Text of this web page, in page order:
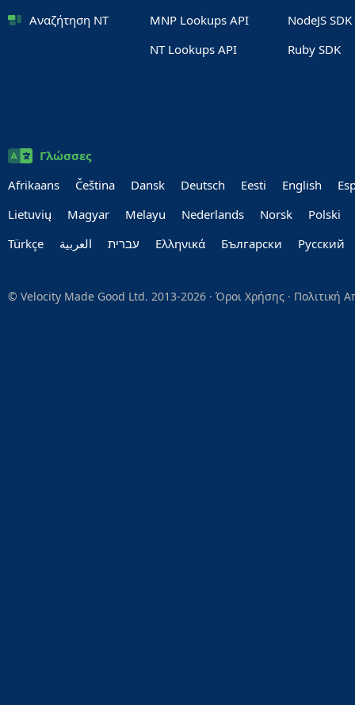
Αναζήτηση NT
MNP Lookups API
NT Lookups API
NodeJS SDK
Ruby SDK
Γλώσσες
Afrikaans
Čeština Dansk Deutsch Eesti English
Lietuvių
Magyar Melayu Nederlands Norsk
Polski
Türkçe
العربية‏ עברית‏ Ελληνικά Български Руccкий
© Velocity Made Good Ltd. 2013-2026 · Όροι Χρήσης · Πολιτική